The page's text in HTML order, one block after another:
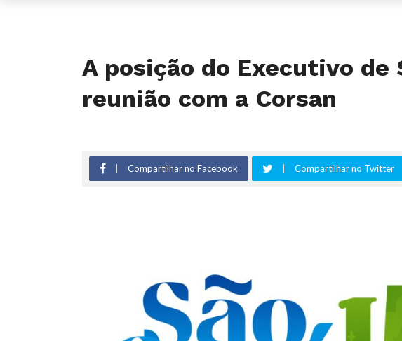
A posição do Executivo de
reunião com a Corsan
Compartilhar no Facebook Compartilhar no Twitter